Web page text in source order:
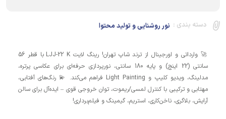
دسته بندی : نور روشنایی و تولید محتوا
🚀 وارداتی و اورجینال از ترند شاپ تهران! رینگ لایت LJJ-22 K با قطر 56
سانتی (22 اینچ) و پایه 180 سانتی، نورپردازی حرفه‌ای برای عکاسی پرتره،
مدلینگ، ویدیو کلیپ و Light Painting فراهم می‌کند. 💫 رنگ‌های آفتابی،
مهتابی و ترکیبی با کنترل لمسی/ریموت، توان خروجی قوی – ایده‌آل برای سالن
آرایش، بلاگری، ناخن‌کاری، استریم، گیمینگ و فیلم‌برداری!